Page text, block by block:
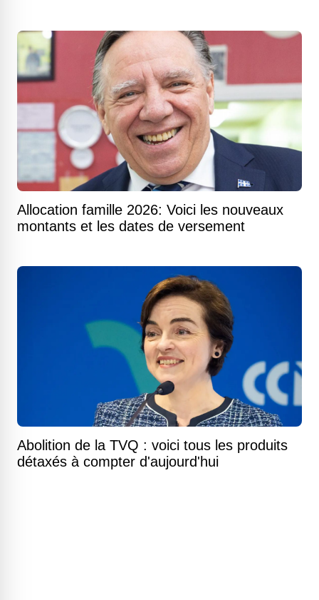
Allocation famille 2026: Voici les nouveaux
montants et les dates de versement
Abolition de la TVQ : voici tous les produits
détaxés à compter d'aujourd'hui